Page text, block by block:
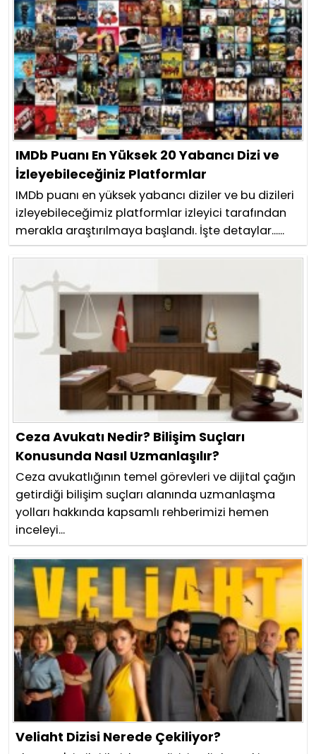
IMDb Puanı En Yüksek 20 Yabancı Dizi ve
İzleyebileceğiniz Platformlar
IMDb puanı en yüksek yabancı diziler ve bu dizileri
izleyebileceğimiz platformlar izleyici tarafından
merakla araştırılmaya başlandı. İşte detaylar......
Ceza Avukatı Nedir? Bilişim Suçları
Konusunda Nasıl Uzmanlaşılır?
Ceza avukatlığının temel görevleri ve dijital çağın
getirdiği bilişim suçları alanında uzmanlaşma
yolları hakkında kapsamlı rehberimizi hemen
inceleyi...
Veliaht Dizisi Nerede Çekiliyor?